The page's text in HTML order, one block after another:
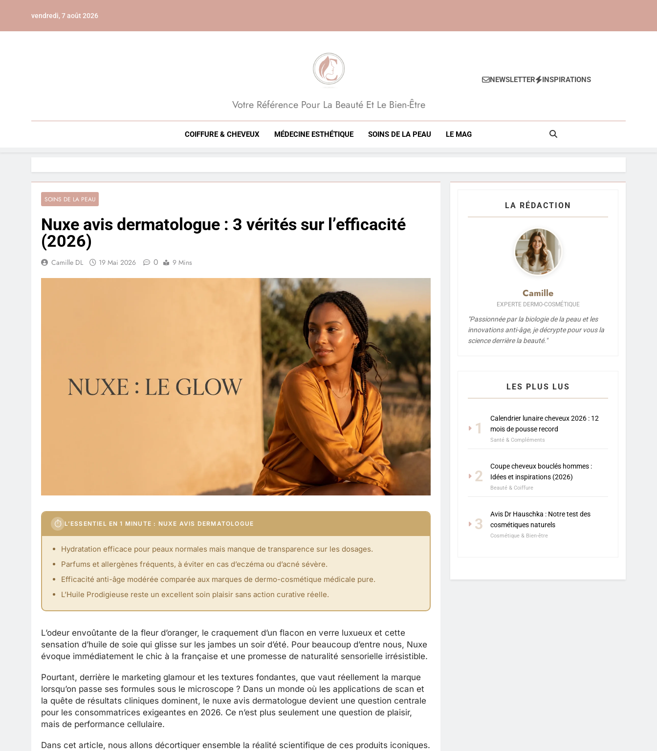
vendredi, 7 août 2026
Beauté, Esthétique, Anti-Âge
Votre Référence Pour La Beauté Et Le Bien-Être
NEWSLETTER INSPIRATIONS
COIFFURE & CHEVEUX MÉDECINE ESTHÉTIQUE SOINS DE LA PEAU LE MAG
SOINS DE LA PEAU
Nuxe avis dermatologue : 3 vérités sur l’efficacité
(2026)
Camille DL 19 Mai 2026 0 9 Mins
⏱ L’ESSENTIEL EN 1 MINUTE : NUXE AVIS DERMATOLOGUE
Hydratation efficace pour peaux normales mais manque de transparence sur les dosages.
Parfums et allergènes fréquents, à éviter en cas d’eczéma ou d’acné sévère.
Efficacité anti-âge modérée comparée aux marques de dermo-cosmétique médicale pure.
L’Huile Prodigieuse reste un excellent soin plaisir sans action curative réelle.
L’odeur envoûtante de la fleur d’oranger, le craquement d’un flacon en verre luxueux et cette
sensation d’huile de soie qui glisse sur les jambes un soir d’été. Pour beaucoup d’entre nous, Nuxe
évoque immédiatement le chic à la française et une promesse de naturalité sensorielle irrésistible.
Pourtant, derrière le marketing glamour et les textures fondantes, que vaut réellement la marque
lorsqu’on passe ses formules sous le microscope ? Dans un monde où les applications de scan et
la quête de résultats cliniques dominent, le nuxe avis dermatologue devient une question centrale
pour les consommatrices exigeantes en 2026. Ce n’est plus seulement une question de plaisir,
mais de performance cellulaire.
Dans cet article, nous allons décortiquer ensemble la réalité scientifique de ces produits iconiques.
LA RÉDACTION
Camille
EXPERTE DERMO-COSMÉTIQUE
"Passionnée par la biologie de la peau et les
innovations anti-âge, je décrypte pour vous la
science derrière la beauté."
LES PLUS LUS
1
Calendrier lunaire cheveux 2026 : 12
mois de pousse record
Santé & Compléments
2
Coupe cheveux bouclés hommes :
Idées et inspirations (2026)
Beauté & Coiffure
3
Avis Dr Hauschka : Notre test des
cosmétiques naturels
Cosmétique & Bien-être